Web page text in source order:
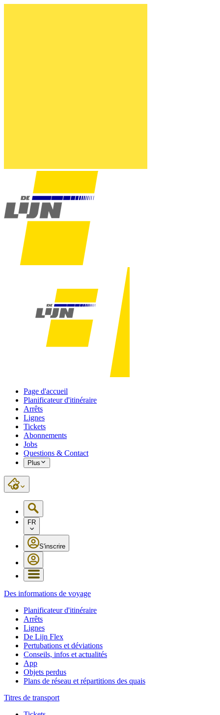
Page d'accueil
Planificateur d'itinéraire
Arrêts
Lignes
Tickets
Abonnements
Jobs
Questions & Contact
Plus
FR
S'inscrire
Des informations de voyage
Planificateur d'itinéraire
Arrêts
Lignes
De Lijn Flex
Pertubations et déviations
Conseils, infos et actualités
App
Objets perdus
Plans de réseau et répartitions des quais
Titres de transport